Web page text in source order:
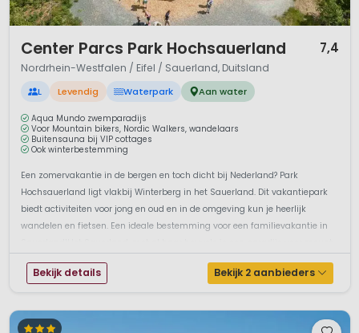
Center Parcs Park Hochsauerland 7,4
Nordrhein-Westfalen / Eifel / Sauerland, Duitsland
L Levendig Waterpark Aan water
Aqua Mundo zwemparadijs
Voor Mountain bikers, Nordic Walkers, wandelaars
Buitensauna bij VIP cottages
Ook winterbestemming
Een zomervakantie in de bergen en toch dicht bij Nederland? Park
Hochsauerland ligt vlakbij Winterberg in het Sauerland. Dit vakantiepark
biedt activiteiten voor jong en oud en in de omgeving kun je heerlijk
wandelen en fietsen. Een ideale bestemming voor een familievakantie in
Bekijk details Bekijk 2 aanbieders